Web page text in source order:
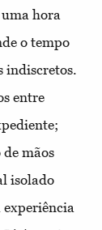
hora
o tempo
indiscretos.
entre
mãos
isolado